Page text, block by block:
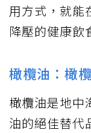
用方式，就能
降壓的健康飲
橄欖油：橄
橄欖油是地中
油的絕佳替代